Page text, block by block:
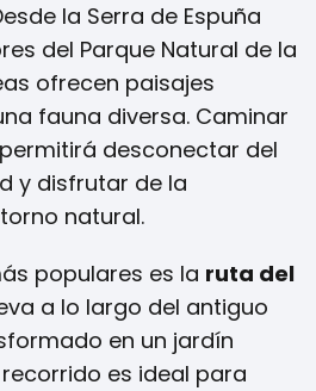
la Serra de Espuña
del Parque Natural de la
ofrecen paisajes
fauna diversa. Caminar
desconectar del
y disfrutar de la
natural.
populares es la ruta del
a lo largo del antiguo
en un jardín
es ideal para